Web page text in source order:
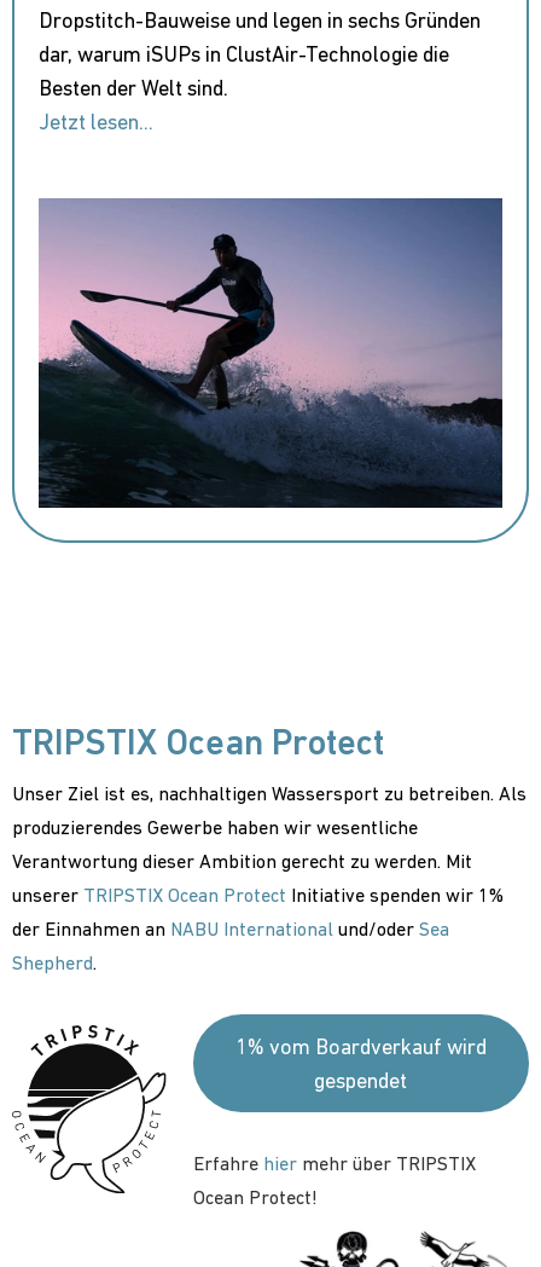
Dropstitch-Bauweise und legen in sechs Gründen
dar, warum iSUPs in ClustAir-Technologie die
Besten der Welt sind.
Jetzt lesen...
TRIPSTIX Ocean Protect
Unser Ziel ist es, nachhaltigen Wassersport zu betreiben. Als
produzierendes Gewerbe haben wir wesentliche
Verantwortung dieser Ambition gerecht zu werden. Mit
unserer TRIPSTIX Ocean Protect Initiative spenden wir 1%
der Einnahmen an NABU International und/oder Sea
Shepherd.
1% vom Boardverkauf wird
gespendet
Erfahre hiermehr über TRIPSTIX
Ocean Protect!